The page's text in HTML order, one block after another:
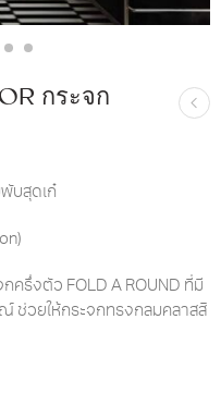
กระจก
บสุดเก๋
ครึ่งตัว FOLD A ROUND ที่มี
ช่วยให้กระจกทรงกลมคลาสสิ